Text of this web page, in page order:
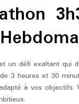
un défi exaltant qui
3 heures et 30
à vos